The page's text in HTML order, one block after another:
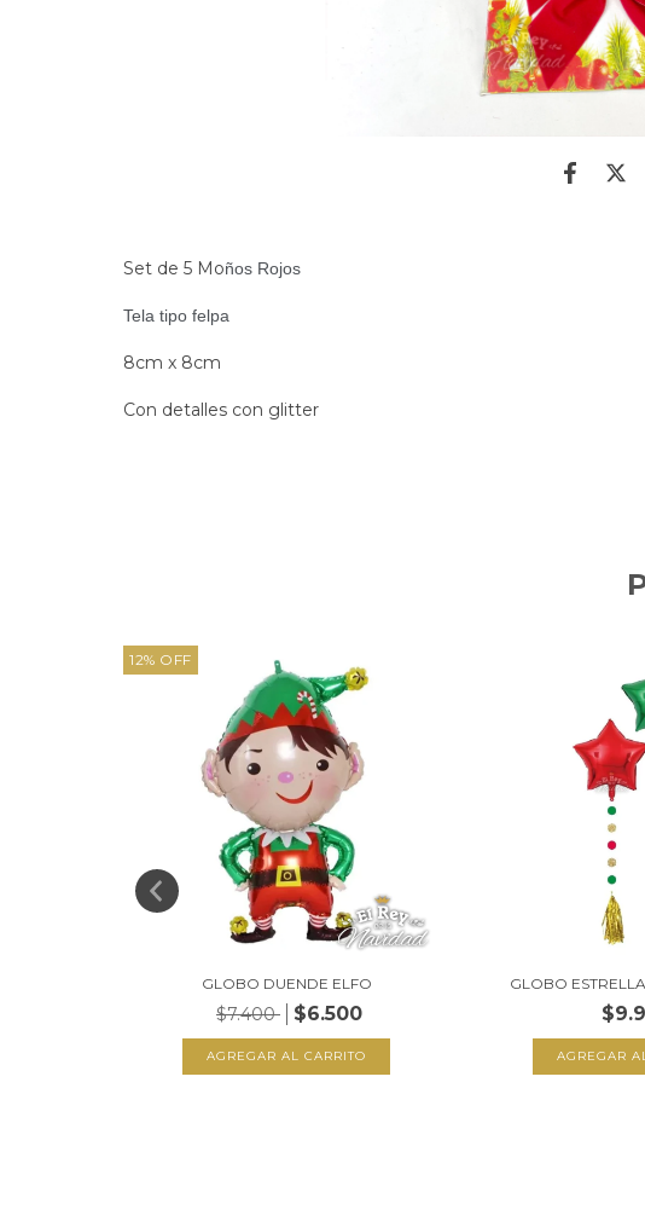
Set de 5 Moños Rojos
Tela tipo felpa
8cm x 8cm
Con detalles con glitter
12% OFF
GLOBO DUENDE ELFO
$7.400 $6.500
GLOBO